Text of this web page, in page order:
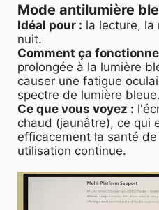
Mode antilumière
Idéal pour : la lecture, la
nuit.
Comment ça
prolongée à la lumière
causer une fatigue
spectre de lumière bleue.
Ce que vous voyez :
chaud (jaunâtre), ce qui
efficacement la santé
utilisation continue.